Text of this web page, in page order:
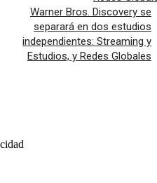
Warner Bros. Discovery se
separará en dos estudios
independientes: Streaming y
Estudios, y Redes Globales